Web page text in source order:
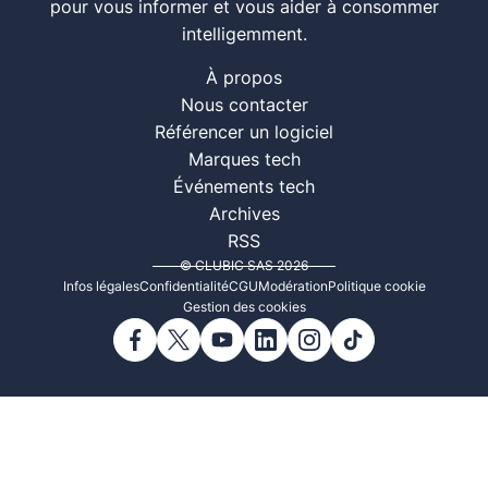
pour vous informer et vous aider à consommer
intelligemment.
À propos
Nous contacter
Référencer un logiciel
Marques tech
Événements tech
Archives
RSS
© CLUBIC SAS 2026
Infos légalesConfidentialitéCGUModérationPolitique cookie
Gestion des cookies